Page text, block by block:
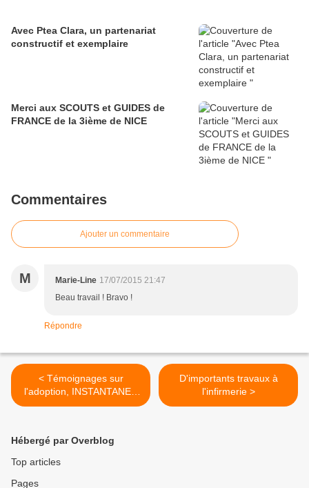
Avec Ptea Clara, un partenariat
constructif et exemplaire
Merci aux SCOUTS et GUIDES de
FRANCE de la 3ième de NICE
Commentaires
Ajouter un commentaire
M Marie-Line 17/07/2015 21:47
Beau travail ! Bravo !
Répondre
< Témoignages sur
l'adoption, INSTANTANES
par G Fur au profit d'AEC
D'importants travaux à
l'infirmerie >
Hébergé par Overblog
Top articles
Pages